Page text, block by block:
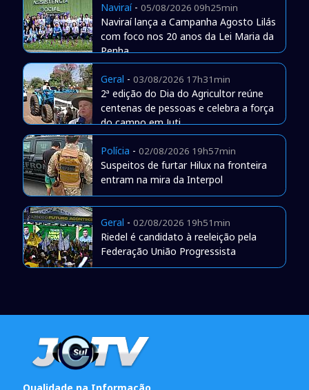
Naviraí- 05/08/2026 09h25min
Naviraí lança a Campanha Agosto Lilás
com foco nos 20 anos da Lei Maria da
Penha
Geral - 03/08/2026 17h31min
2ª edição do Dia do Agricultor reúne
centenas de pessoas e celebra a força
do campo em Juti
Polícia - 02/08/2026 19h57min
Suspeitos de furtar Hilux na fronteira
entram na mira da Interpol
Geral - 02/08/2026 19h51min
Riedel é candidato à reeleição pela
Federação União Progressista